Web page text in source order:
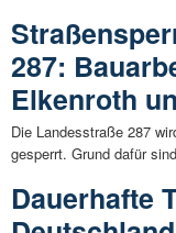
287:
Elkenroth
Die Landesstraße 287
gesperrt. Grund dafür
Dauerhafte